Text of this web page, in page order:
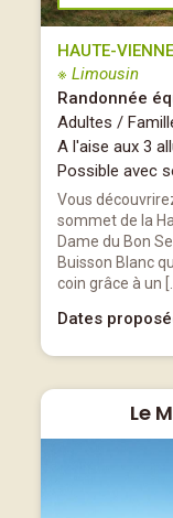
HAUTE-VIENNE
※ Limousin
Randonnée
Adultes /
A l'aise aux 3
Possible avec
Vous
sommet de la
Dame du Bon
Buisson Blanc
coin grâce à un
Dates
Le